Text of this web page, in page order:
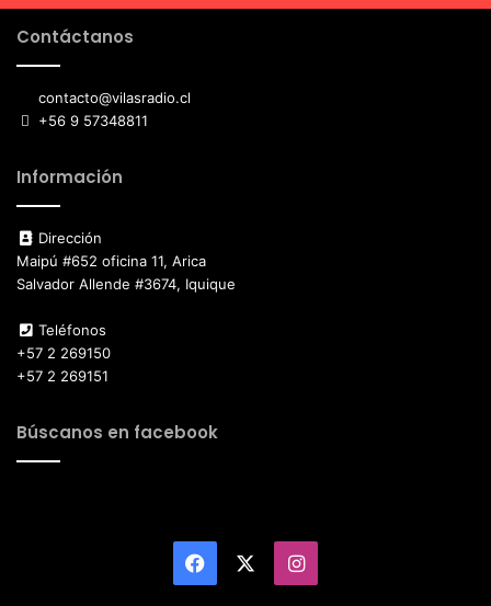
Contáctanos
contacto@vilasradio.cl
+56 9 57348811
Información
Dirección
Maipú #652 oficina 11, Arica
Salvador Allende #3674, Iquique
Teléfonos
+57 2 269150
+57 2 269151
Búscanos en facebook
Facebook Instagram